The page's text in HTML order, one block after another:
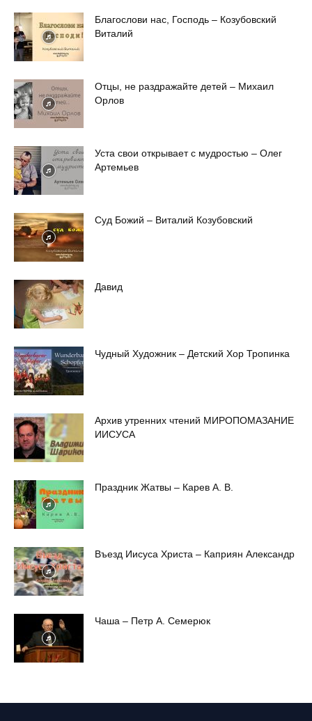
Благослови нас, Господь – Козубовский
Виталий
Отцы, не раздражайте детей – Михаил
Орлов
Уста свои открывает с мудростью – Олег
Артемьев
Суд Божий – Виталий Козубовский
Давид
Чудный Художник – Детский Хор Тропинка
Архив утренних чтений МИРОПОМАЗАНИЕ
ИИСУСА
Праздник Жатвы – Карев А. В.
Въезд Иисуса Христа – Каприян Александр
Чаша – Петр А. Семерюк